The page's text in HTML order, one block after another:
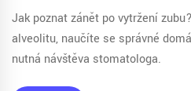
Jak poznat zánět po vytržení
alveolitu, naučíte se správné
nutná návštěva stomatologa.